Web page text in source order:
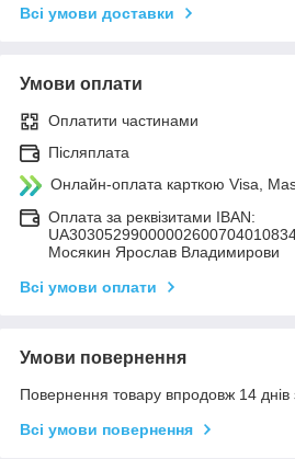
Всі умови доставки
Умови оплати
Оплатити частинами
Післяплата
Онлайн-оплата карткою Visa,
Оплата за реквізитами IBAN:
Мосякин Ярослав Владимирови
Всі умови оплати
Умови повернення
Повернення товару впродовж 14 днів
Всі умови повернення